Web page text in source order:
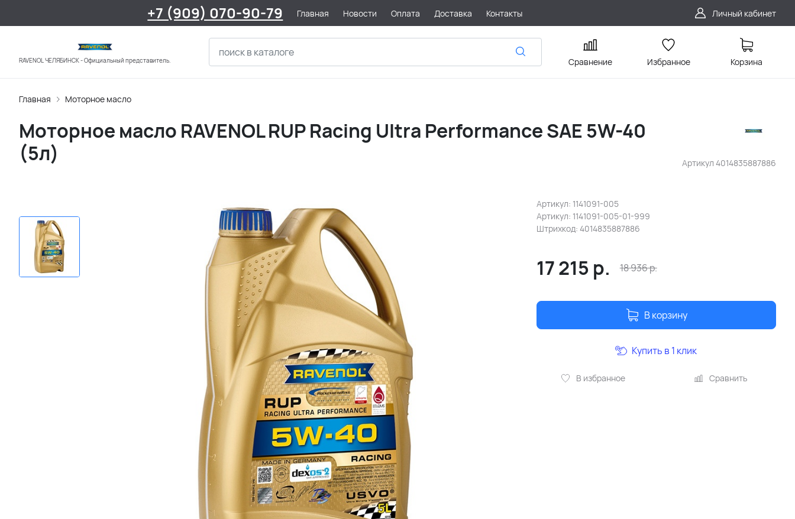
+7 (909) 070-90-79 Главная Новости Оплата Доставка Контакты Личный кабинет
RAVENOL ЧЕЛЯБИНСК - Официальный представитель. Сравнение Избранное Корзина
Главная Моторное масло
Артикул 4014835887886
Моторное масло RAVENOL RUP Racing Ultra Performance SAE 5W-40
(5л)
Артикул: 1141091-005
Артикул: 1141091-005-01-999
Штрихкод: 4014835887886
17 215 р. 18 936р.
В корзину
В избранное Сравнить
Купить в 1 клик